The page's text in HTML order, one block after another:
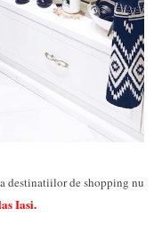
destinatiilor de shopping nu
Iasi.